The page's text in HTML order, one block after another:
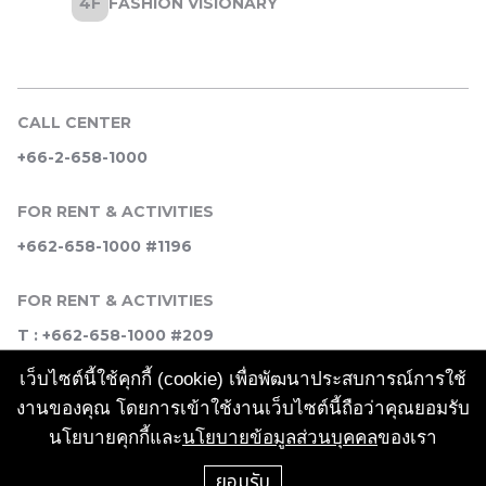
เว็บไซต์นี้ใช้คุกกี้ (cookie) เพื่อพัฒนาประสบการณ์การใช้
งานของคุณ โดยการเข้าใช้งานเว็บไซต์นี้ถือว่าคุณยอมรับ
นโยบายคุกกี้และนโยบายข้อมูลส่วนบุคคลของเรา
ยอมรับ
CALL CENTER
+66-2-658-1000
FOR RENT & ACTIVITIES
+662-658-1000 #1196
FOR RENT & ACTIVITIES
T : +662-658-1000 #209
SOCIAL MEDIA